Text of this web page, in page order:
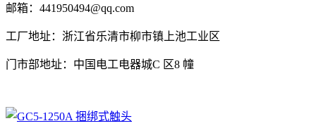
邮箱：441950494@qq.com
工厂地址：浙江省乐清市柳市镇上池工业区
门市部地址：中国电工电器城C 区8 幢